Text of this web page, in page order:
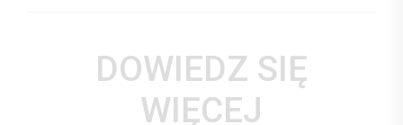
DOWIEDZ SIĘ
WIĘCEJ